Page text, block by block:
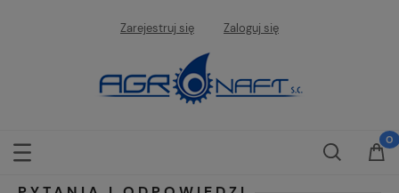
Zarejestruj się Zaloguj się